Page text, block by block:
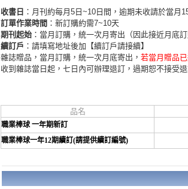
收書日 ：月刊約每月5日~10日間，逾期未收請於當月
訂單作業時間 ：新訂購約需7~10天
期刊起始 ：當月訂購，統一次月寄出（因此接近月底
續訂戶 ：請填寫地址後加【續訂戶請接續】
雜誌贈品，當月訂購，統一次月底寄出， 若當月贈品
收到雜誌當日起，七日內可辦理退訂，過期恕不接受退
品名
職業棒球 一年期新訂
職業棒球一年12期續訂(請提供續訂編號)